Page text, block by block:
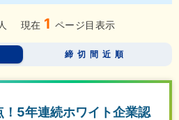
現在 1 ページ目表示
締切間近順
！5年連続ホワイト企業認